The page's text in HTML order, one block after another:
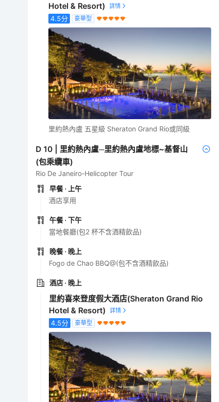
Hotel & Resort)
4.5分 豪華型
里約熱內盧 五星級 Sheraton Grand Rio或同級
D10
里約熱內盧─里約熱內盧地標~基督山
(包乘纜車)
Rio De Janeiro-Helicopter Tour
早餐 · 上午
酒店享用
午餐 · 下午
當地餐廳(包2 杯不含酒精飲品)
晚餐 · 晚上
Fogo de Chao BBQ@(包不含酒精飲品)
酒店 · 晚上
里約喜來登度假大酒店(Sheraton Grand Rio
Hotel & Resort)
4.5分 豪華型